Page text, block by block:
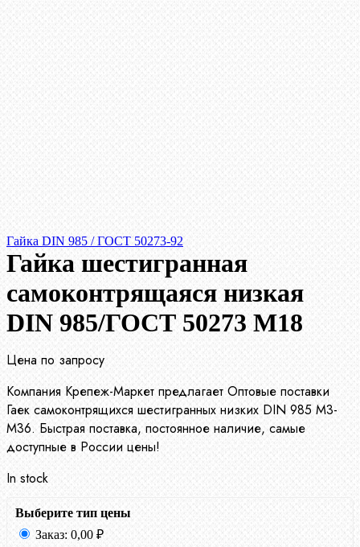
Гайка DIN 985 / ГОСТ 50273-92
Гайка шестигранная
самоконтрящаяся низкая
DIN 985/ГОСТ 50273 М18
Цена по запросу
Компания Крепеж-Маркет предлагает Оптовые поставки
Гаек самоконтрящихся шестигранных низких DIN 985 М3-
М36. Быстрая поставка, постоянное наличие, самые
доступные в России цены!
In stock
Выберите тип цены
Заказ: 0,00 ₽